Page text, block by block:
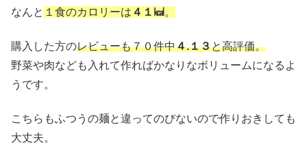
なんと １食のカロリーは ４１㎉ 。
購入した方のレビューも７０件中４.１３と高評価。
野菜や肉なども入れて作ればかなりなボリュームになるよ
うです。
こちらもふつうの麺と違ってのびないので作りおきしても
大丈夫。